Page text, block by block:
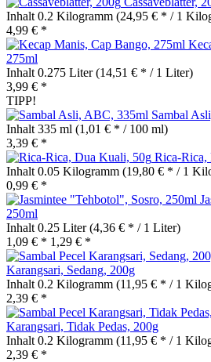
Inhalt 0.2 Kilogramm (24,95 € * / 1
4,99 € *
275ml
Inhalt 0.275 Liter(14,51 € * / 1 Liter)
3,99 € *
TIPP!
Sambal
Inhalt 335 ml (1,01 € * / 100 ml)
3,39 € *
Rica-
Inhalt 0.05 Kilogramm (19,80 € * / 1
0,99 € *
250ml
Inhalt 0.25 Liter(4,36 € * / 1 Liter)
1,09 € * 1,29 € *
Karangsari, Sedang, 200g
Inhalt 0.2 Kilogramm (11,95 € * / 1
2,39 € *
Karangsari, Tidak Pedas, 200g
Inhalt 0.2 Kilogramm (11,95 € * / 1
2,39 € *